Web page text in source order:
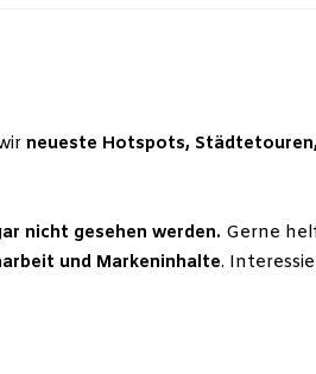
neueste Hotspots, Städtetouren,
nicht gesehen werden. Gerne
und Markeninhalte.